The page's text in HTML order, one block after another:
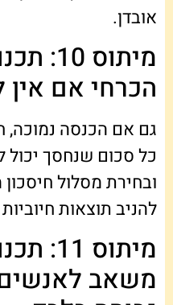
אובדן.
מיתוס
הכרחי אם
גם אם הכנסה נמוכה,
כל סכום שנחסך יכול
ובחירת מסלול
להניב תוצאות
מיתוס
משאב